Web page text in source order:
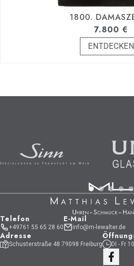
1800.
7.800 €
ENTDECKEN
Telefon
+49761 55 65 28 60
E-Mail
info@m-lewalter.de
Adresse
Schusterstraße 48 79098 Freiburg DI - Fr